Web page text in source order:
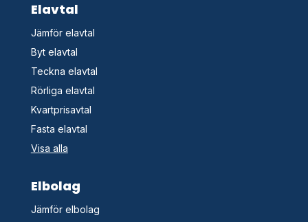
Elavtal
Jämför elavtal
Byt elavtal
Teckna elavtal
Rörliga elavtal
Kvartprisavtal
Fasta elavtal
Visa alla
Elbolag
Jämför elbolag